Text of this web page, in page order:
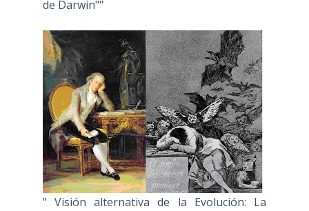
de Darwin""
" Visión alternativa de la Evolución: La